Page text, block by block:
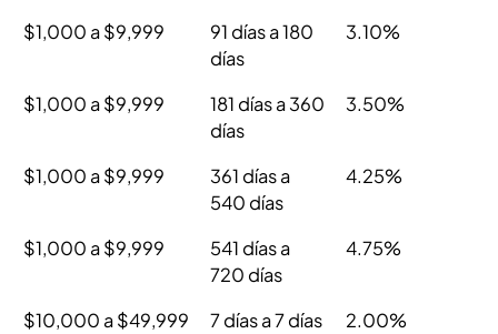
$1,000 a $9,999
91 días a 180
días
3.10%
$1,000 a $9,999
181 días a 360
días
3.50%
$1,000 a $9,999
361 días a
540 días
4.25%
$1,000 a $9,999
541 días a
720 días
4.75%
$10,000 a $49,999 7 días a 7 días
2.00%